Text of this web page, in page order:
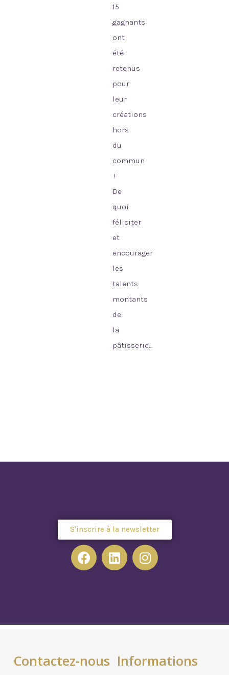
15
gagnants
ont
été
retenus
pour
leur
créations
hors
du
commun
!
De
quoi
féliciter
et
encourager
les
talents
montants
de
la
pâtisserie…
S'inscrire à la newsletter
Contactez-nous Informations